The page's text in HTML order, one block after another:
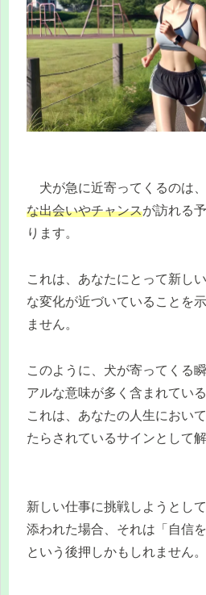
犬が急に近寄ってくるのは
な出会いやチャンスが訪れる
ります。
これは、あなたにとって新し
な変化が近づいていることを
ません。
このように、犬が寄ってくる
アルな意味が多く含まれてい
これは、あなたの人生におい
たらされているサインとして
新しい仕事に挑戦しようとし
添われた場合、それは「自信
という後押しかもしれません。